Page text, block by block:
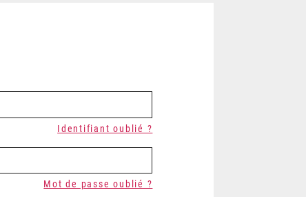
Identifiant oublié ?
Mot de passe oublié ?